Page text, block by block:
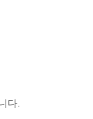
다.